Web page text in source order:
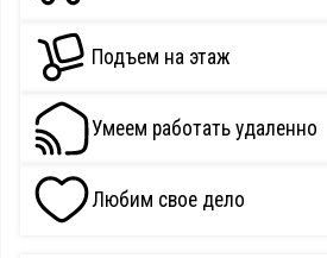
Подъем на этаж
Умеем работать удаленно
Любим свое дело